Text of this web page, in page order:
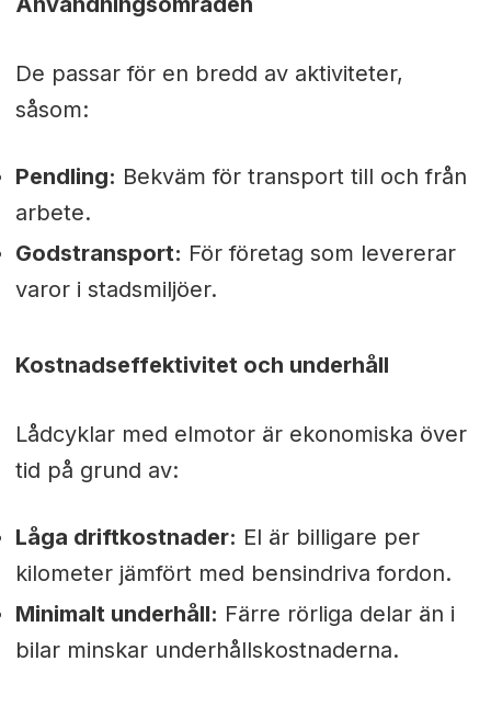
De passar för en bredd av aktiviteter,
såsom:
Pendling: Bekväm för transport till och från
arbete.
Godstransport: För företag som levererar
varor i stadsmiljöer.
Kostnadseffektivitet och underhåll
Lådcyklar med elmotor är ekonomiska över
tid på grund av:
Låga driftkostnader: El är billigare per
kilometer jämfört med bensindriva fordon.
Minimalt underhåll: Färre rörliga delar än i
bilar minskar underhållskostnaderna.